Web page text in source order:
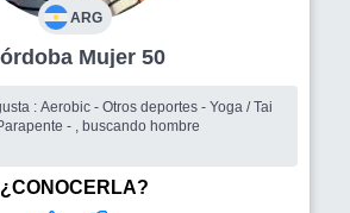
ARG
Córdoba Mujer 50
- , buscando hombre
¿CONOCERLA?